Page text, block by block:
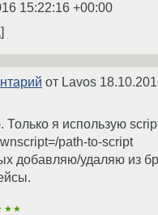
15:22:16 +00:00
от Lavos
я использую
path-to-script
добавляю/удаляю из